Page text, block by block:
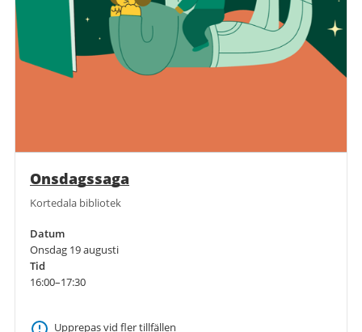
Onsdagssaga
Kortedala bibliotek
Datum
Onsdag 19 augusti
Tid
16:00–17:30
Upprepas vid fler tillfällen